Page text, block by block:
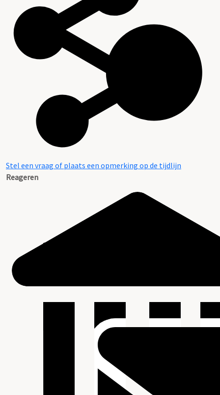
Stel een vraag of plaats een opmerking op de tijdlijn
Reageren